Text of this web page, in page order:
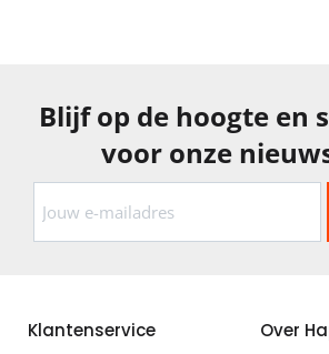
Blijf op de hoogte en
voor onze
Klantenservice Over